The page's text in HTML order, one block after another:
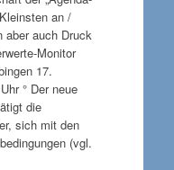
an /
aber auch Druck
Monitor
17.
° Der neue
die
sich mit den
(vgl.